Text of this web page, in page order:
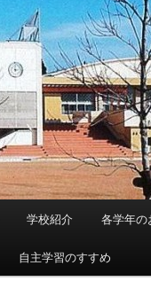
学校紹介 各学年
自主学習のすすめ